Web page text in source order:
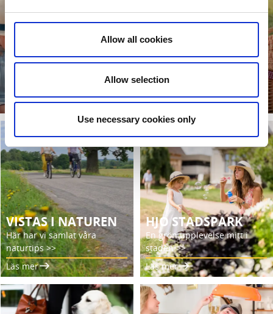
Allow all cookies
Allow selection
Use necessary cookies only
AKTIVITETER FÖR HELA FAMILJEN
Läs mer
VISTAS I NATUREN
Här har vi samlat våra
naturtips >>
Läs mer
HJO STADSPARK
En grön upplevelse mitt i
staden >>
Läs mer